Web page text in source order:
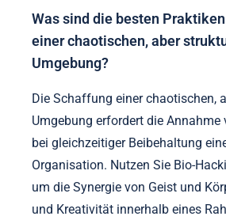
Was sind die besten
einer chaotischen, aber
Umgebung?
Die Schaffung einer chaotischen,
Umgebung erfordert die
bei gleichzeitiger Beibehaltung
Organisation. Nutzen Sie Bio-
um die Synergie von Geist und
und Kreativität innerhalb eines